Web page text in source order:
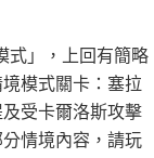
式」，上回有簡略
模式關卡：塞拉
受卡爾洛斯攻擊
情境內容，請玩